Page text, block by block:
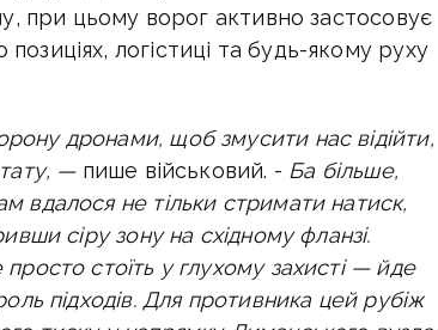
при цьому ворог активно застосовує
логістиці та будь-якому руху
дронами, щоб змусити нас відійти,
—пише військовий. - Ба більше,
вдалося не тільки стримати натиск,
сіру зону на східному фланзі.
стоїть у глухому захисті — йде
підходів. Для противника цей рубіж